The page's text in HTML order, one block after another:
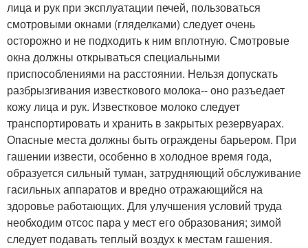
лица и рук при эксплуатации печей, пользоваться
смотровыми окнами (гляделками) следует очень
осторожно и не подходить к ним вплотную. Смотровые
окна должны открываться специальными
приспособлениями на расстоянии. Нельзя допускать
разбрызгивания известкового молока-- оно разъедает
кожу лица и рук. Известковое молоко следует
транспортировать и хранить в закрытых резервуарах.
Опасные места должны быть ограждены барьером. При
гашении извести, особенно в холодное время года,
образуется сильный туман, затрудняющий обслуживание
гасильных аппаратов и вредно отражающийся на
здоровье работающих. Для улучшения условий труда
необходим отсос пара у мест его образования; зимой
следует подавать теплый воздух к местам гашения.